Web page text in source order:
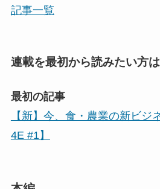
記事一覧
連載を最初から読みたい方
最初の記事
【新】今、食・農業の新ビジ
4E #1】